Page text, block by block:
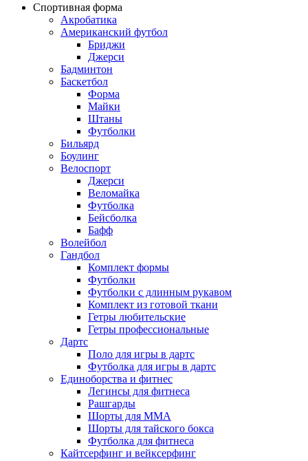
Спортивная форма
Акробатика
Американский футбол
Бриджи
Джерси
Бадминтон
Баскетбол
Форма
Майки
Штаны
Футболки
Бильярд
Боулинг
Велоспорт
Джерси
Веломайка
Футболка
Бейсболка
Бафф
Волейбол
Гандбол
Комплект формы
Футболки
Футболки с длинным рукавом
Комплект из готовой ткани
Гетры любительские
Гетры профессиональные
Дартс
Поло для игры в дартс
Футболка для игры в дартс
Единоборства и фитнес
Легинсы для фитнеса
Рашгарды
Шорты для MMA
Шорты для тайского бокса
Футболка для фитнеса
Кайтсерфинг и вейксерфинг